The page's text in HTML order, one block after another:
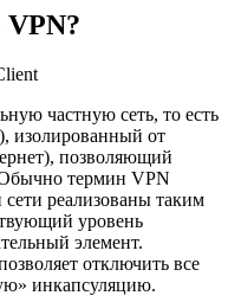
VPN?
частную сеть, то есть
изолированный от
позволяющий
термин VPN
сети реализованы таким
уровень
элемент.
отключить все
инкапсуляцию.